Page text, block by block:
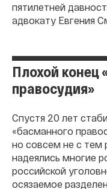
пятилетней
адвокату Евгения
Плохой конец
правосудия»
Спустя 20 лет
«басманного
но совсем не с тем
надеялись многие
российской
осязаемое